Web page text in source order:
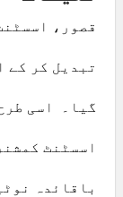
قصور،
تبدیل کر کے
گیا۔ اسی
اسسٹنٹ
باقائدہ